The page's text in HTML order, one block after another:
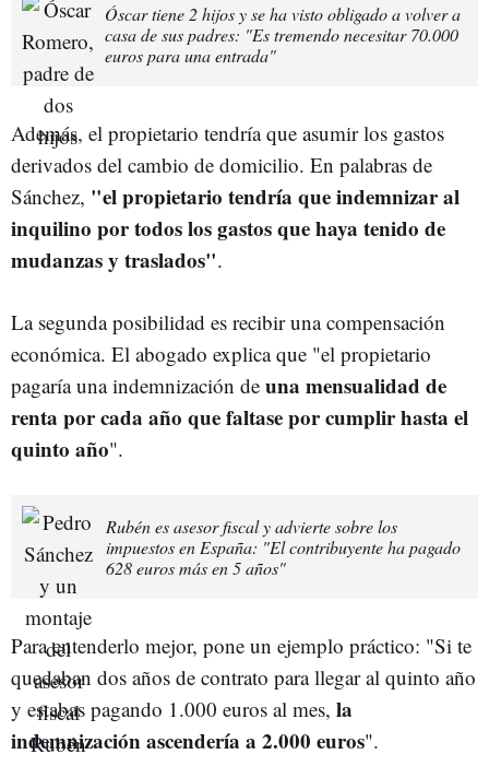
Óscar tiene 2 hijos y se ha visto obligado a volver a
casa de sus padres: "Es tremendo necesitar 70.000
euros para una entrada"
Además, el propietario tendría que asumir los gastos
derivados del cambio de domicilio. En palabras de
Sánchez, "el propietario tendría que indemnizar al
inquilino por todos los gastos que haya tenido de
mudanzas y traslados".
La segunda posibilidad es recibir una compensación
económica. El abogado explica que "el propietario
pagaría una indemnización de una mensualidad de
renta por cada año que faltase por cumplir hasta el
quinto año".
Rubén es asesor fiscal y advierte sobre los
impuestos en España: "El contribuyente ha pagado
628 euros más en 5 años"
Para entenderlo mejor, pone un ejemplo práctico: "Si te
quedaban dos años de contrato para llegar al quinto año
y estabas pagando 1.000 euros al mes, la
indemnización ascendería a 2.000 euros".